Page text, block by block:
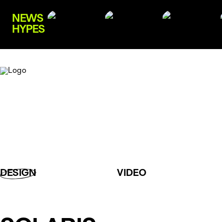
NEWS
HYPES
DESIGN VIDEO